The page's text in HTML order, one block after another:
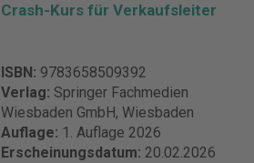
Crash-Kurs für Verkaufsleiter
ISBN: 9783658509392
Verlag: Springer Fachmedien
Wiesbaden GmbH, Wiesbaden
Auflage: 1. Auflage 2026
Erscheinungsdatum: 20.02.2026